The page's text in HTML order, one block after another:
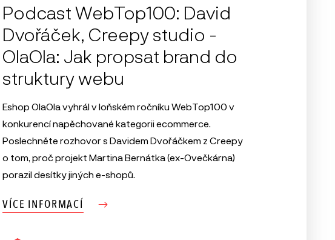
Podcast WebTop100: David
Dvořáček, Creepy studio -
OlaOla: Jak propsat brand do
struktury webu
Eshop OlaOla vyhrál v loňském ročníku WebTop100 v
konkurencí napěchované kategorii ecommerce.
Poslechněte rozhovor s Davidem Dvořáčkem z Creepy
o tom, proč projekt Martina Bernátka (ex-Ovečkárna)
porazil desítky jiných e-shopů.
VÍCE INFORMACÍ